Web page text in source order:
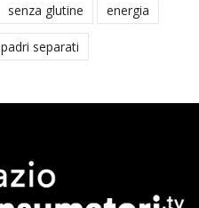
senza glutine energia
padri separati